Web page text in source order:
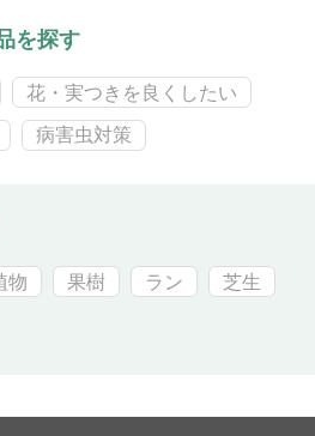
を探す
花・実つきを良くしたい
病害虫対策
物 果樹 ラン 芝生